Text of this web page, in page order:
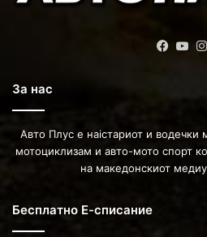
За нас
Авто Плус е наістариот и
мотоциклизам и авто-мото спорт
на македонскиот
Бесплатно Е-списание